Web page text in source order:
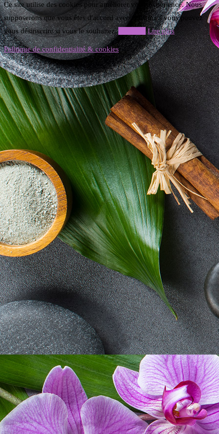
Ce site utilise des cookies pour améliorer votre expérience. Nous
supposerons que vous êtes d'accord avec cela, mais vous pouvez
vous désinscrire si vous le souhaitez.
Lire plus
Politique de confidentialité & cookies